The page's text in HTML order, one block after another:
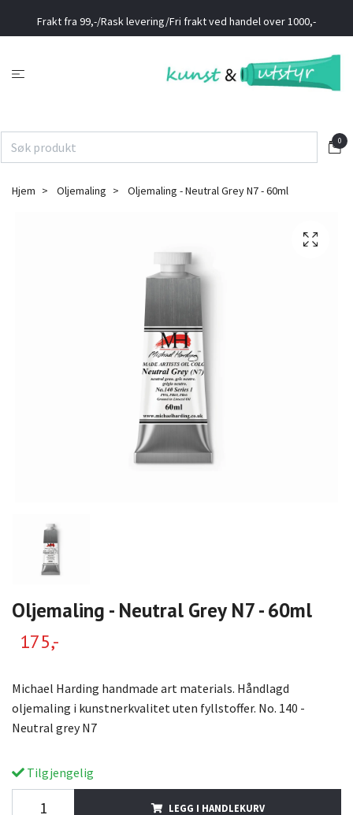
Frakt fra 99,-/Rask levering/Fri frakt ved handel over 1000,-
0
Hjem Oljemaling Oljemaling - Neutral Grey N7 - 60ml
Oljemaling - Neutral Grey N7 - 60ml
175,-
Michael Harding handmade art materials. Håndlagd
oljemaling i kunstnerkvalitet uten fyllstoffer. No. 140 -
Neutral grey N7
Tilgjengelig
LEGG I HANDLEKURV